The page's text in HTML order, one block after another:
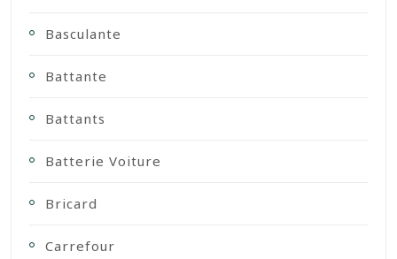
Basculante
Battante
Battants
Batterie Voiture
Bricard
Carrefour